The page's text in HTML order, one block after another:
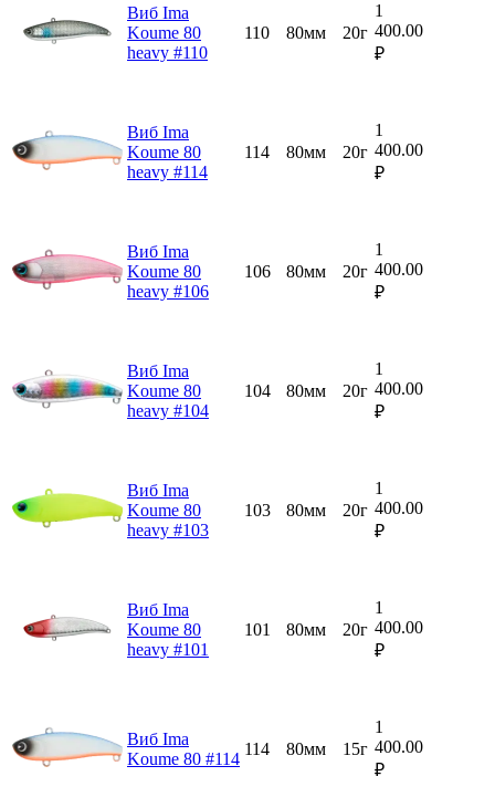
Виб Ima
Koume 80
heavy #110
110 80мм 20г
1
400.00
₽
Виб Ima
Koume 80
heavy #114
114 80мм 20г
1
400.00
₽
Виб Ima
Koume 80
heavy #106
106 80мм 20г
1
400.00
₽
Виб Ima
Koume 80
heavy #104
104 80мм 20г
1
400.00
₽
Виб Ima
Koume 80
heavy #103
103 80мм 20г
1
400.00
₽
Виб Ima
Koume 80
heavy #101
101 80мм 20г
1
400.00
₽
Виб Ima
Koume 80 #114
114 80мм 15г
1
400.00
₽